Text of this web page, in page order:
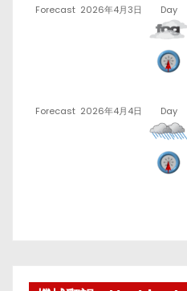
Forecast 2026年4月3日 Day
Forecast 2026年4月4日 Day